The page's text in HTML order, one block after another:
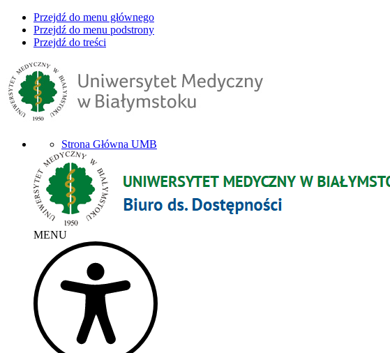
Przejdź do menu głównego
Przejdź do menu podstrony
Przejdź do treści
Strona Główna UMB
MENU